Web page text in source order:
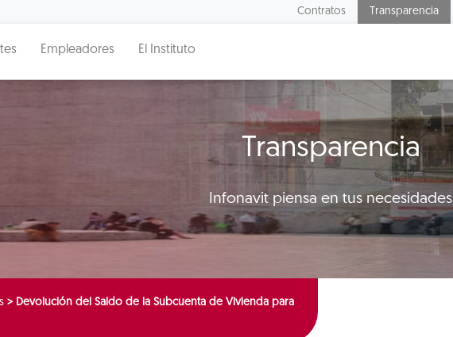
Contratos Transparencia
Empleadores El Instituto
Transparencia
Infonavit piensa en tus necesidades
> Devolución del Saldo de la Subcuenta de Vivienda para